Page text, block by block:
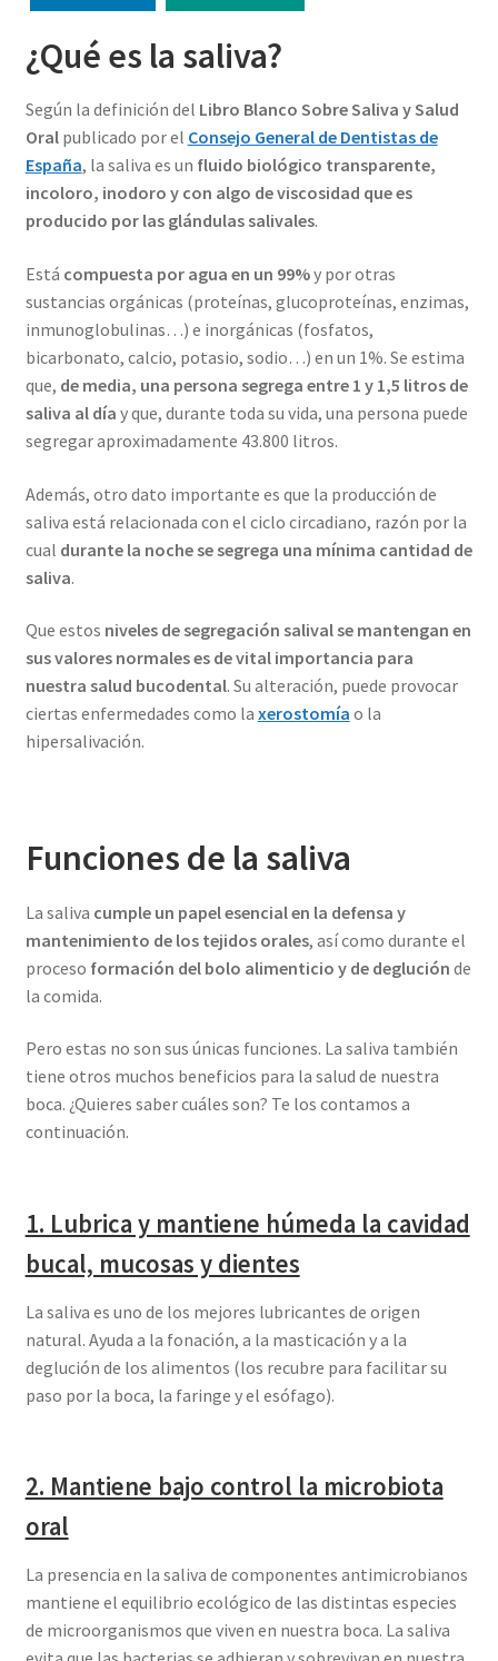
¿Qué es la saliva?
Según la definición del Libro Blanco Sobre Saliva y Salud
Oralpublicado por el Consejo General de Dentistas de
España, la saliva es un fluido biológico transparente,
incoloro, inodoro y con algo de viscosidad que es
producido por las glándulas salivales.
Está compuesta por agua en un 99%y por otras
sustancias orgánicas (proteínas, glucoproteínas, enzimas,
inmunoglobulinas…) e inorgánicas (fosfatos,
bicarbonato, calcio, potasio, sodio…) en un 1%. Se estima
que, de media, una persona segrega entre 1 y 1,5 litros de
saliva al día y que, durante toda su vida, una persona puede
segregar aproximadamente 43.800 litros.
Además, otro dato importante es que la producción de
saliva está relacionada con el ciclo circadiano, razón por la
cual durante la noche se segrega una mínima cantidad de
saliva.
Que estos niveles de segregación salival se mantengan en
sus valores normales es de vital importancia para
nuestra salud bucodental. Su alteración, puede provocar
ciertas enfermedades como la xerostomía o la
hipersalivación.
Funciones de la saliva
La saliva cumple un papel esencial en la defensa y
mantenimiento de los tejidos orales, así como durante el
proceso formación del bolo alimenticio y de deglución de
la comida.
Pero estas no son sus únicas funciones. La saliva también
tiene otros muchos beneficios para la salud de nuestra
boca. ¿Quieres saber cuáles son? Te los contamos a
continuación.
1. Lubrica y mantiene húmeda la cavidad
bucal, mucosas y dientes
La saliva es uno de los mejores lubricantes de origen
natural. Ayuda a la fonación, a la masticación y a la
deglución de los alimentos (los recubre para facilitar su
paso por la boca, la faringe y el esófago).
2. Mantiene bajo control la microbiota
oral
La presencia en la saliva de componentes antimicrobianos
mantiene el equilibrio ecológico de las distintas especies
de microorganismos que viven en nuestra boca. La saliva